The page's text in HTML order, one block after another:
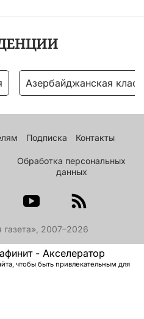
Азербайджанская
Подписка Контакты
Обработка персональных
данных
2007–2026
- Акселератор
чтобы быть привлекательным для